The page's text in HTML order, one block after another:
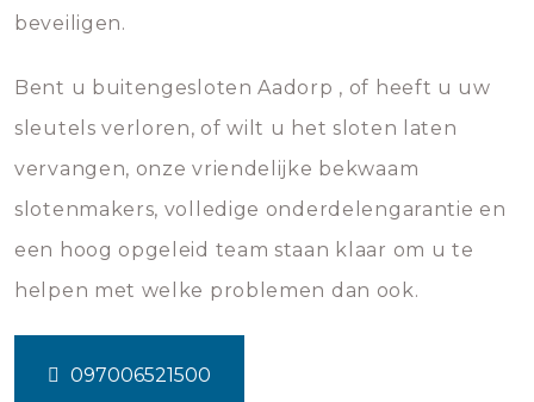
beveiligen.
Bent u buitengesloten Aadorp , of heeft u uw
sleutels verloren, of wilt u het sloten laten
vervangen, onze vriendelijke bekwaam
slotenmakers, volledige onderdelengarantie en
een hoog opgeleid team staan klaar om u te
helpen met welke problemen dan ook.
097006521500